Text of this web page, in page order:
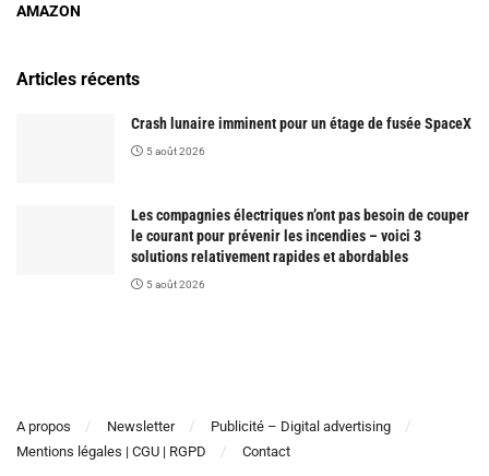
AMAZON
Articles récents
Crash lunaire imminent pour un étage de fusée SpaceX
5 août 2026
Les compagnies électriques n’ont pas besoin de couper
le courant pour prévenir les incendies – voici 3
solutions relativement rapides et abordables
5 août 2026
A propos Newsletter
Publicité – Digital advertising
Mentions légales | CGU | RGPD
Contact